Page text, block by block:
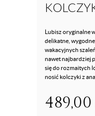
Lubisz oryginalne
delikatne,
wakacyjnych
nawet najbardziej
się do rozmaitych
nosić kolczyki z
489,00